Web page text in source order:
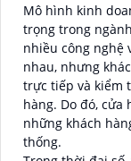
Mô hình kinh
trọng trong
nhiều công nghệ
nhau, nhưng
trực tiếp và kiểm
hàng. Do đó,
những khách
thống.